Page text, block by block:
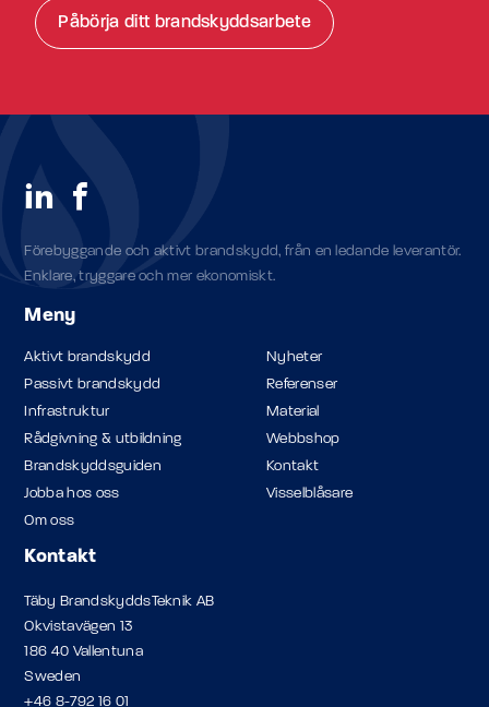
Påbörja ditt brandskyddsarbete
Förebyggande och aktivt brandskydd, från en ledande leverantör.
Enklare, tryggare och mer ekonomiskt.
Meny
Aktivt brandskydd
Passivt brandskydd
Infrastruktur
Rådgivning & utbildning
Brandskyddsguiden
Jobba hos oss
Om oss
Nyheter
Referenser
Material
Webbshop
Kontakt
Visselblåsare
Kontakt
Täby BrandskyddsTeknik AB
Okvistavägen 13
186 40 Vallentuna
Sweden
+46 8-792 16 01